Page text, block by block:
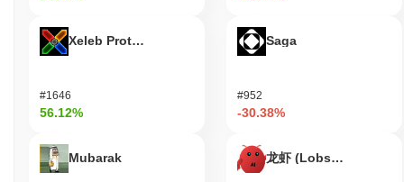
Xeleb Protocol
#1646
56.12%
Mubarak
Saga
#952
-30.38%
龙虾 (Lobster)